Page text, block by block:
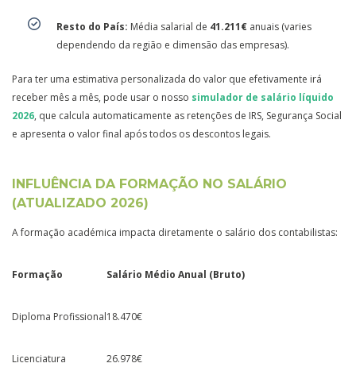
Resto do País: Média salarial de 41.211€ anuais (varies
dependendo da região e dimensão das empresas).
Para ter uma estimativa personalizada do valor que efetivamente irá
receber mês a mês, pode usar o nosso simulador de salário líquido
2026, que calcula automaticamente as retenções de IRS, Segurança Social
e apresenta o valor final após todos os descontos legais.
INFLUÊNCIA DA FORMAÇÃO NO SALÁRIO
(ATUALIZADO 2026)
A formação académica impacta diretamente o salário dos contabilistas:
Formação Salário Médio Anual (Bruto)
Diploma Profissional18.470€
Licenciatura 26.978€